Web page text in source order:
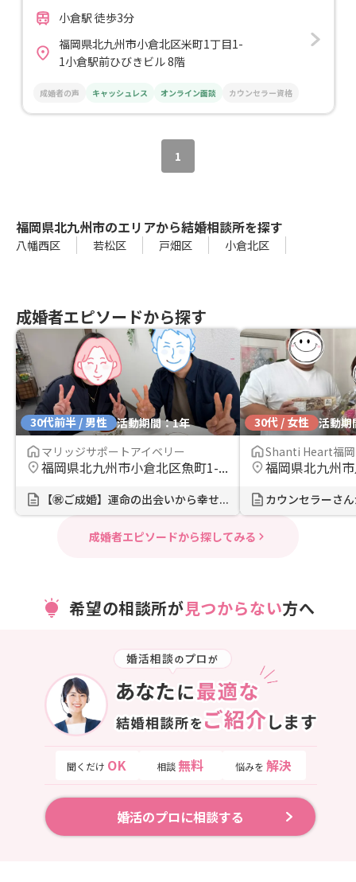
小倉駅 徒歩3分
福岡県北九州市小倉北区米町1丁目1-
1小倉駅前ひびきビル 8階
成婚者の声 キャッシュレス オンライン面談 カウンセラー資格
1
福岡県北九州市のエリアから結婚相談所を探す
八幡西区 若松区 戸畑区 小倉北区
成婚者エピソードから探す
30代前半 / 男性
活動期間：1年
マリッジサポートアイベリー
福岡県北九州市小倉北区魚町1-...
【㊗️ご成婚】運命の出会いから幸せ...
30代 / 女性
活動期
Shanti Heart福岡
成婚者エピソードから探してみる
希望の相談所が見つからない方へ
聞くだけ OK 相談 無料 悩みを 解決
婚活のプロに相談する